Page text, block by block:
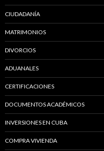
CIUDADANÍA
MATRIMONIOS
DIVORCIOS
ADUANALES
CERTIFICACIONES
DOCUMENTOS ACADÉMICOS
INVERSIONES EN CUBA
COMPRA VIVIENDA